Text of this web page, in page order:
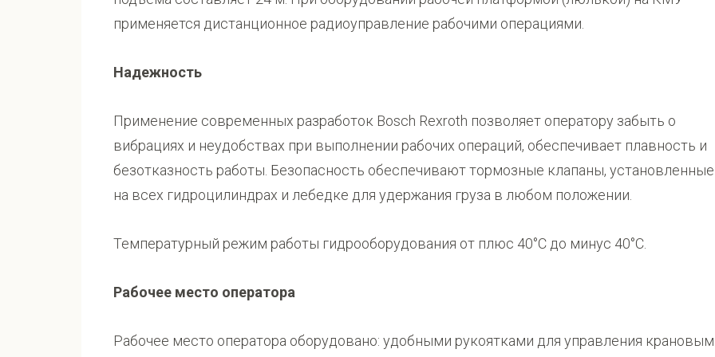
применяется дистанционное радиоуправление рабочими операциями.
Надежность
Применение современных разработок Bosch Rexroth позволяет оператору забыть о
вибрациях и неудобствах при выполнении рабочих операций, обеспечивает плавность и
безотказность работы. Безопасность обеспечивают тормозные клапаны, установленные
на всех гидроцилиндрах и лебедке для удержания груза в любом положении.
Температурный режим работы гидрооборудования от плюс 40°С до минус 40°С.
Рабочее место оператора
Рабочее место оператора оборудовано: удобными рукоятками для управления